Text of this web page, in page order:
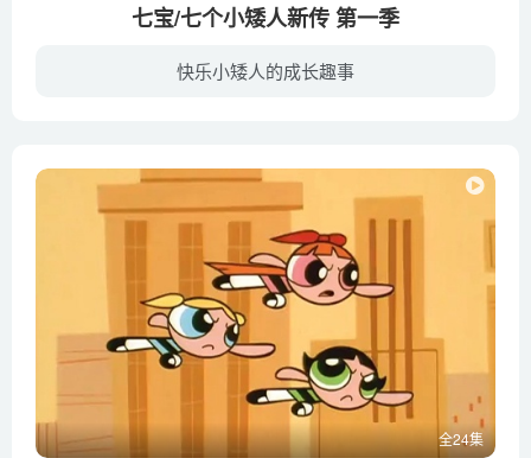
七宝/七个小矮人新传 第一季
快乐小矮人的成长趣事
全24集